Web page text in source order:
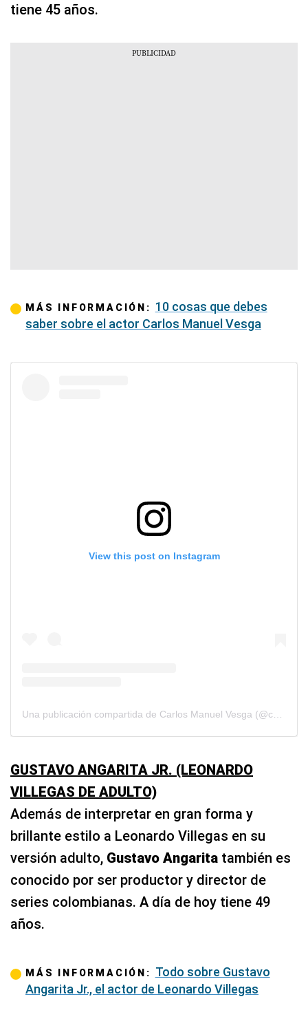
tiene 45 años.
MÁS INFORMACIÓN: 10 cosas que debes
saber sobre el actor Carlos Manuel Vesga
View this post on Instagram
Una publicación compartida de Carlos Manuel Vesga (@carlosmanuelactor)
GUSTAVO ANGARITA JR. (LEONARDO
VILLEGAS DE ADULTO)
Además de interpretar en gran forma y
brillante estilo a Leonardo Villegas en su
versión adulto, Gustavo Angarita también es
conocido por ser productor y director de
series colombianas. A día de hoy tiene 49
años.
MÁS INFORMACIÓN: Todo sobre Gustavo
Angarita Jr., el actor de Leonardo Villegas